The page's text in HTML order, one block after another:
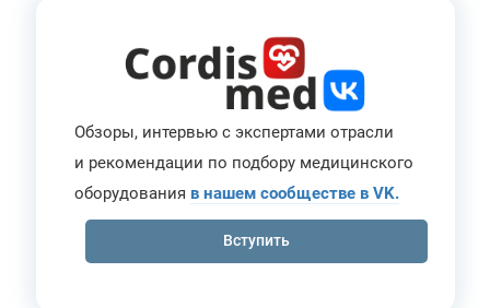
Обзоры, интервью с экспертами отрасли
и рекомендации по подбору медицинского
оборудования в нашем сообществе в VK.
Вступить